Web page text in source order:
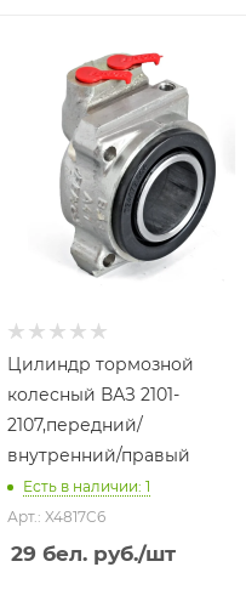
Цилиндр тормозной
колесный ВАЗ 2101-
2107,передний/
внутренний/правый
Есть в наличии: 1
Арт.: X4817C6
29 бел. руб./шт